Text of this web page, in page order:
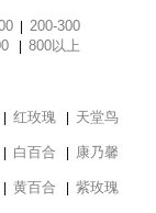
200-300
800以上
红玫瑰 天堂鸟
白百合 康乃馨
黄百合 紫玫瑰